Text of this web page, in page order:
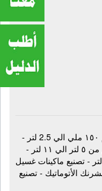
تصنيع ماكينات نفخ البلاستك Pet حجم ١٥٠ ملي الي 2.5 لتر -
تصنيع ماكينات نفخ البلاستك pet حجم من ٥ لتر الي ١١ لتر -
تصنيع ماكينات نفخ البلاستك حجم ٢٠ لتر - تصنيع ماكينات غسيل
الأتوماتيك - تصنيع